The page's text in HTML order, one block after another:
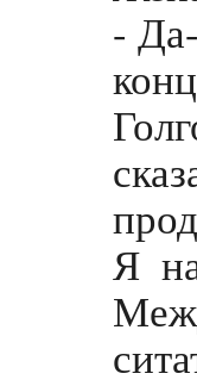
-
Я